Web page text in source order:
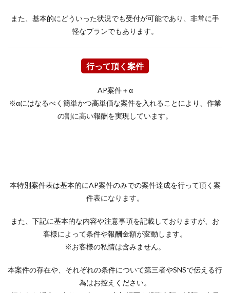
また、基本的にどういった状況でも受付が可能であり、非常に手
軽なプランでもあります。
行って頂く案件
AP案件＋α
※αにはなるべく簡単かつ高単価な案件を入れることにより、作業
の割に高い報酬を実現しています。
本特別案件表は基本的にAP案件のみでの案件達成を行って頂く案
件表になります。
また、下記に基本的な内容や注意事項を記載しておりますが、お
客様によって条件や報酬金額が変動します。
※お客様の私情は含みません。
本案件の存在や、それぞれの条件について第三者やSNSで伝える行
為はお控えください。